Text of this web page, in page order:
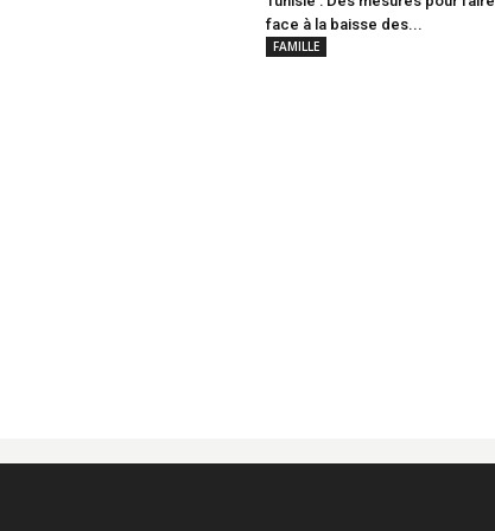
face à la baisse des...
FAMILLE